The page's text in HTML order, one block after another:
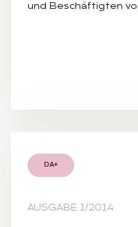
und Beschäftigten
DA+
AUSGABE 1/2014